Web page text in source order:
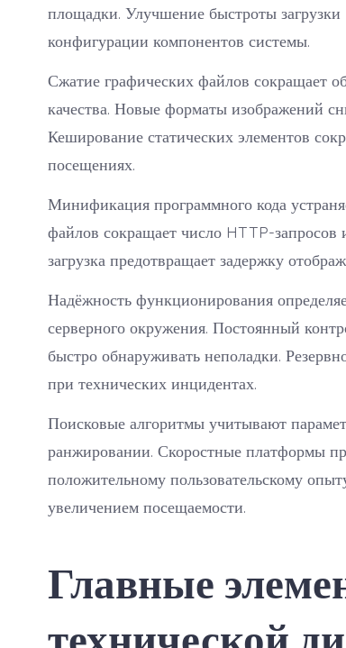
площадки. Улучшение быстроты загрузки
конфигурации компонентов системы.
Сжатие графических файлов сокращает
качества. Новые форматы изображений
Кеширование статических элементов
посещениях.
Минификация программного кода
файлов сокращает число HTTP-запросов
загрузка предотвращает задержку
Надёжность функционирования
серверного окружения. Постоянный
быстро обнаруживать неполадки.
при технических инцидентах.
Поисковые алгоритмы учитывают
ранжировании. Скоростные платформы
положительному пользовательскому
увеличением посещаемости.
Главные